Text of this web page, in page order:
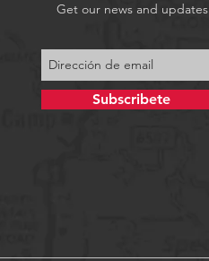
Get our news and updates
Subscribete